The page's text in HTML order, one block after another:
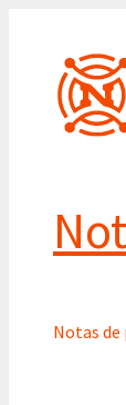
contenido
Notas